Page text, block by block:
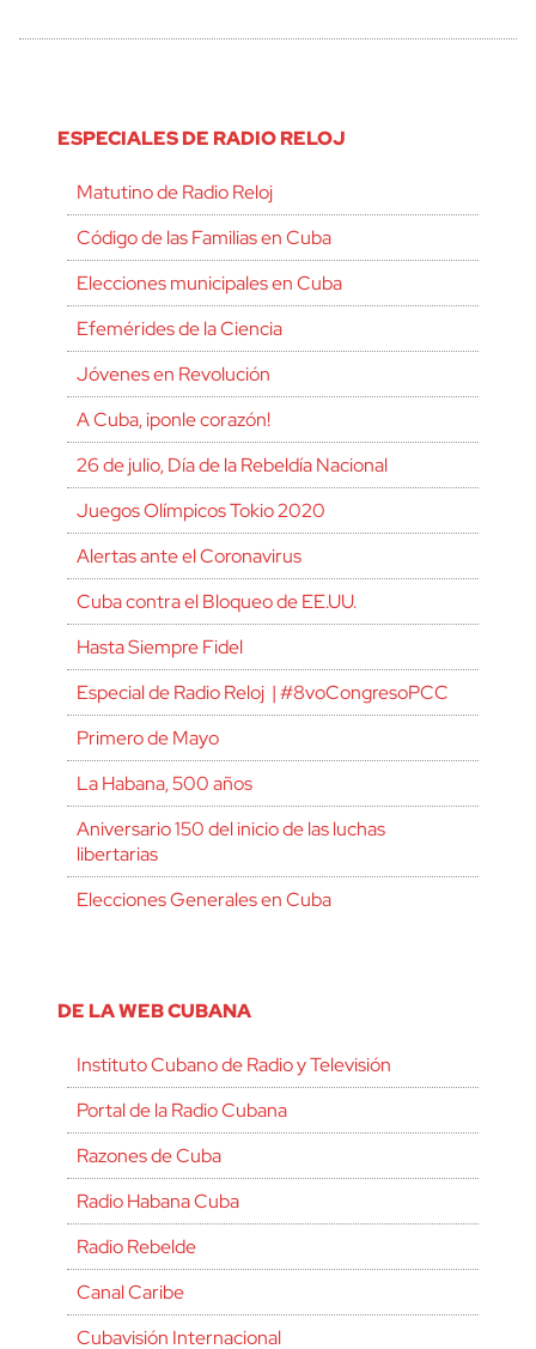
ESPECIALES DE RADIO RELOJ
Matutino de Radio Reloj
Código de las Familias en Cuba
Elecciones municipales en Cuba
Efemérides de la Ciencia
Jóvenes en Revolución
A Cuba, ¡ponle corazón!
26 de julio, Día de la Rebeldía Nacional
Juegos Olímpicos Tokio 2020
Alertas ante el Coronavirus
Cuba contra el Bloqueo de EE.UU.
Hasta Siempre Fidel
Especial de Radio Reloj | #8voCongresoPCC
Primero de Mayo
La Habana, 500 años
Aniversario 150 del inicio de las luchas
libertarias
Elecciones Generales en Cuba
DE LA WEB CUBANA
Instituto Cubano de Radio y Televisión
Portal de la Radio Cubana
Razones de Cuba
Radio Habana Cuba
Radio Rebelde
Canal Caribe
Cubavisión Internacional